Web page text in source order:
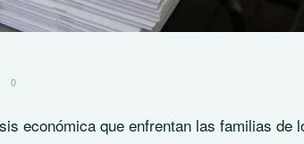
0
económica que enfrentan las familias de